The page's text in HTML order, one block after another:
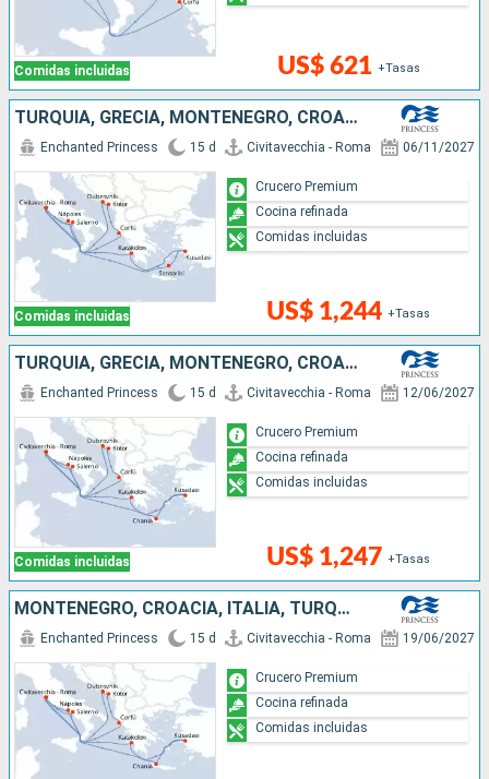
Comidas incluidas US$ 621 +Tasas
TURQUÍA, GRECIA, MONTENEGRO, CROACIA, ITALIA
Comidas incluidas
Enchanted Princess 15 d Civitavecchia - Roma 06/11/2027
US$ 1,244 +Tasas
Crucero Premium
Cocina refinada
Comidas incluidas
TURQUÍA, GRECIA, MONTENEGRO, CROACIA, ITALIA
Comidas incluidas
Enchanted Princess 15 d Civitavecchia - Roma 12/06/2027
US$ 1,247 +Tasas
Crucero Premium
Cocina refinada
Comidas incluidas
MONTENEGRO, CROACIA, ITALIA, TURQUÍA, GRECIA
Enchanted Princess 15 d Civitavecchia - Roma 19/06/2027
Crucero Premium
Cocina refinada
Comidas incluidas